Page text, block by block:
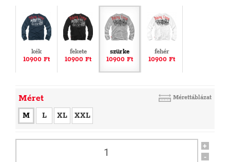
kék
10900 Ft
fekete
10900 Ft
szürke
10900 Ft
fehér
10900 Ft
Méret Mérettáblázat
M L XL XXL
+
-